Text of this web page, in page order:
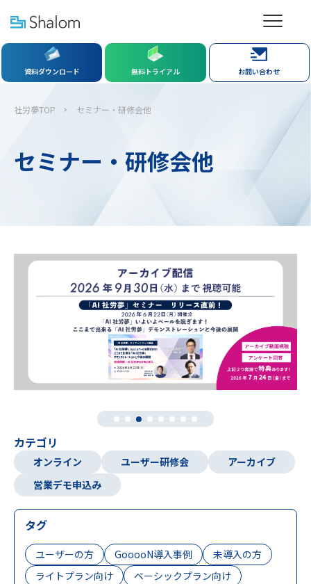
資料ダウンロード 無料トライアル お問い合わせ
社労夢TOP セミナー・研修会他
セミナー・研修会他
カテゴリ
オンライン ユーザー研修会
アーカイブ
営業デモ申込み
タグ
ユーザーの方 GooooN導入事例
未導入の方
ライトプラン向け
ベーシックプラン向け